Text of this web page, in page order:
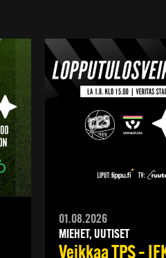
01.08.2026
MIEHET, UUTISET
Veikkaa TPS –